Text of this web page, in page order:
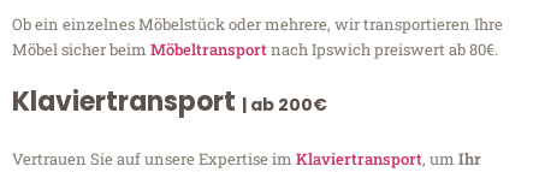
Ob ein einzelnes Möbelstück oder mehrere, wir transportieren Ihre
Möbel sicher beim Möbeltransportnach Ipswich preiswert ab 80€.
Klaviertransport | ab 200€
Vertrauen Sie auf unsere Expertise im Klaviertransport, um Ihr